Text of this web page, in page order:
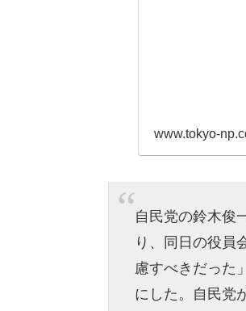
www.tokyo-
自民党の鈴木俊
り、同日の役員
慮すべきだった
にした。自民党